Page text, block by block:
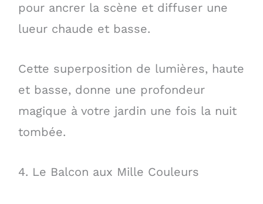
pour ancrer la scène et diffuser une
lueur chaude et basse.
Cette superposition de lumières, haute
et basse, donne une profondeur
magique à votre jardin une fois la nuit
tombée.
4. Le Balcon aux Mille Couleurs